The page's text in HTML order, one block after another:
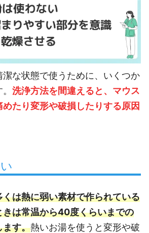
な状態で使うために、いくつか
洗浄方法を間違えると、マウス
めたり変形や破損したりする原因
は熱に弱い素材で作られている
きは常温から40度くらいまでの
ます。熱いお湯を使うと変形や破